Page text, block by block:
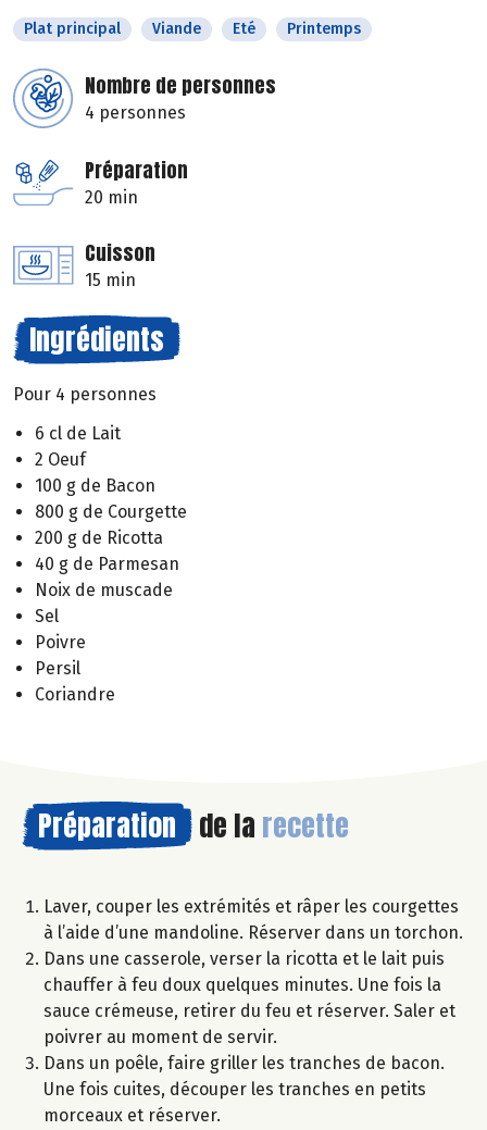
Plat principal Viande Eté Printemps
Nombre de personnes
4 personnes
Préparation
20 min
Cuisson
15 min
Ingrédients
Pour 4 personnes
6 cl de Lait
2 Oeuf
100 g de Bacon
800 g de Courgette
200 g de Ricotta
40 g de Parmesan
Noix de muscade
Sel
Poivre
Persil
Coriandre
Préparation de la recette
Laver, couper les extrémités et râper les courgettes
à l’aide d’une mandoline. Réserver dans un torchon.
Dans une casserole, verser la ricotta et le lait puis
chauffer à feu doux quelques minutes. Une fois la
sauce crémeuse, retirer du feu et réserver. Saler et
poivrer au moment de servir.
Dans un poêle, faire griller les tranches de bacon.
Une fois cuites, découper les tranches en petits
morceaux et réserver.